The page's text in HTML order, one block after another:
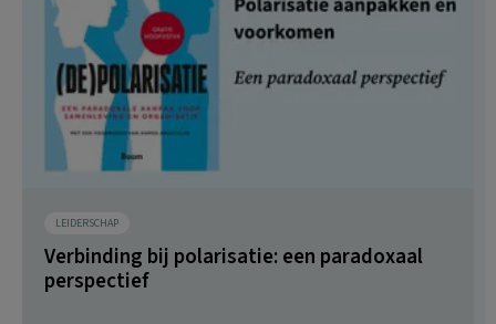
LEIDERSCHAP
Verbinding bij polarisatie: een paradoxaal
perspectief